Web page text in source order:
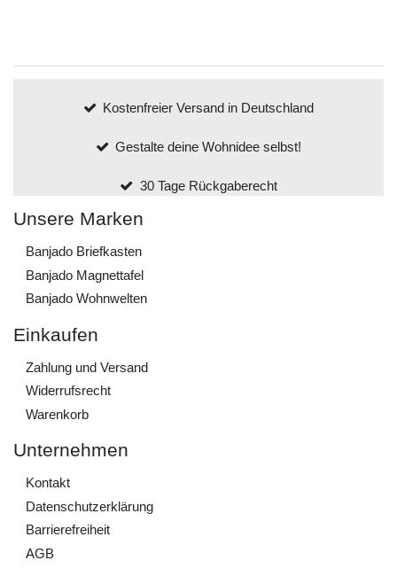
Kostenfreier Versand in Deutschland
Gestalte deine Wohnidee selbst!
30 Tage Rückgaberecht
Unsere Marken
Banjado Briefkasten
Banjado Magnettafel
Banjado Wohnwelten
Einkaufen
Zahlung und Versand
Widerrufs­recht
Warenkorb
Unternehmen
Kontakt
Daten­schutz­erklärung
Barrierefreiheit
AGB